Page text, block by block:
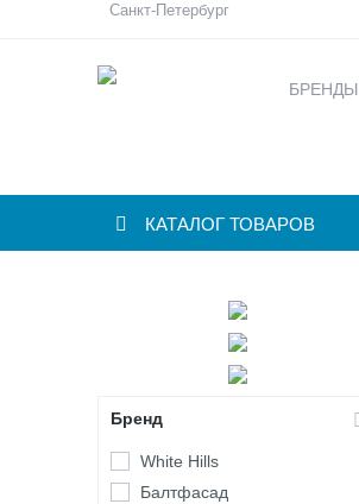
Санкт-Петербург
БРЕНДЫ
КАТАЛОГ ТОВАРОВ
Бренд
White Hills
Балтфасад